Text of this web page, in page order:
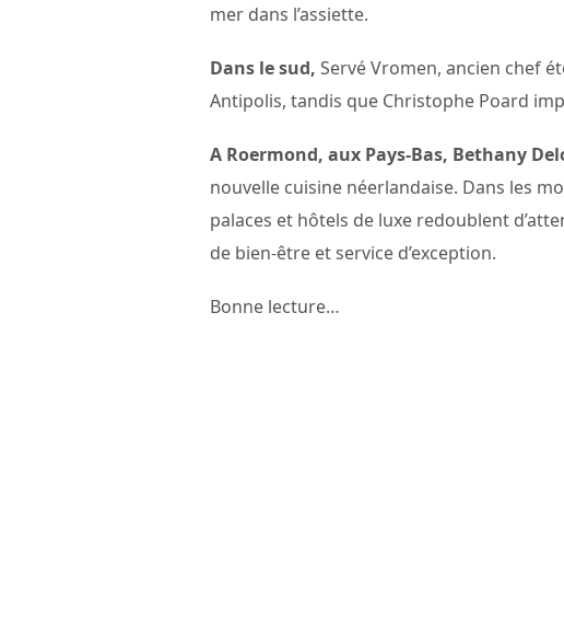
mer dans l’assiette.
Dans le sud, Servé Vromen, ancien chef
Antipolis, tandis que Christophe Poard
A Roermond, aux Pays-Bas, Bethany
nouvelle cuisine néerlandaise. Dans les
palaces et hôtels de luxe redoublent
de bien-être et service d’exception.
Bonne lecture…